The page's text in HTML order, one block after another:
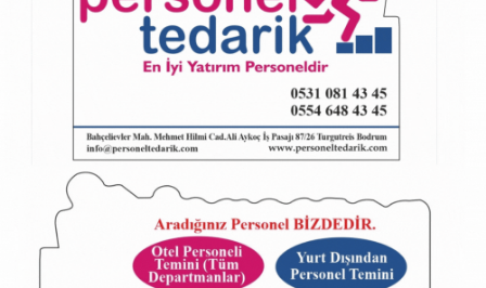
Toplumsal Fayda Ödülleri için son
tarih 6 Ekim
27.05.2024 - 11:52, Güncelleme: 27.05.2024 - 11:52
4916+ kez okundu.
ABONE OL